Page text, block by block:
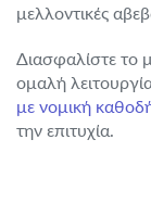
μελλοντικές
Διασφαλίστε το
ομαλή
με νομική
την επιτυχία.